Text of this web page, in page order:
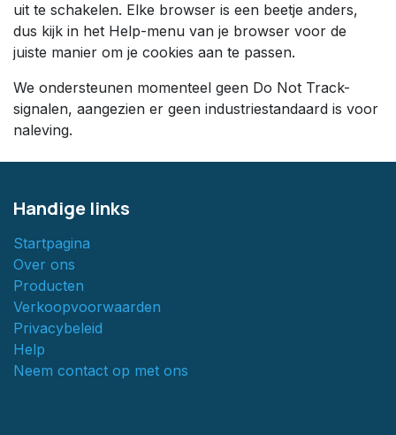
uit te schakelen. Elke browser is een beetje anders,
dus kijk in het Help-menu van je browser voor de
juiste manier om je cookies aan te passen.
We ondersteunen momenteel geen Do Not Track-
signalen, aangezien er geen industriestandaard is voor
naleving.
Handige links
Startpagina
Over ons
Producten
Verkoopvoorwaarden
Privacybeleid
Help
Neem contact op met ons